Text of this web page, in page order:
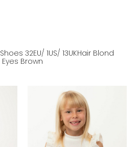
Shoes 32EU/ 1US/ 13UKHair Blond
Eyes Brown